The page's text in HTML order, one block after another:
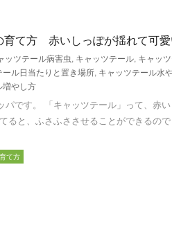
育て方 赤いしっぽが揺れて可
ッツテール病害虫, キャッツテール, キャッ
ール日当たりと置き場所, キャッツテール水
増やし方
パです。 「キャッツテール」って、赤
ると、ふさふささせることができるの
て方